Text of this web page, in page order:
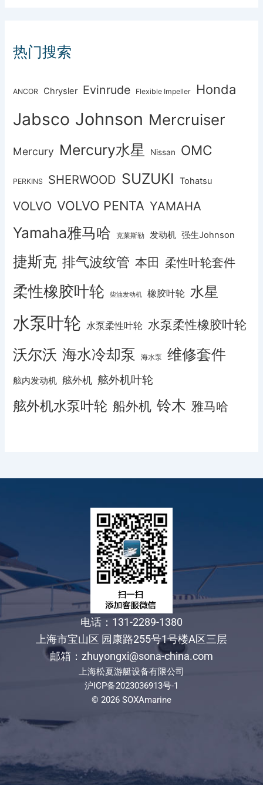
热门搜索
ANCOR Chrysler Evinrude Flexible Impeller Honda
Jabsco Johnson Mercruiser
Mercury Mercury水星 Nissan OMC
PERKINS SHERWOOD SUZUKI Tohatsu
VOLVO VOLVO PENTA YAMAHA
Yamaha雅马哈 克莱斯勒 发动机 强生Johnson
捷斯克 排气波纹管 本田 柔性叶轮套件
柔性橡胶叶轮 柴油发动机 橡胶叶轮 水星
水泵叶轮 水泵柔性叶轮 水泵柔性橡胶叶轮
沃尔沃 海水冷却泵 海水泵 维修套件
舷内发动机 舷外机 舷外机叶轮
舷外机水泵叶轮 船外机 铃木 雅马哈
电话：131-2289-1380
上海市宝山区 园康路255号1号楼A区三层
邮箱：zhuyongxi@sona-china.com
上海松夏游艇设备有限公司
沪ICP备2023036913号-1
© 2026 SOXAmarine